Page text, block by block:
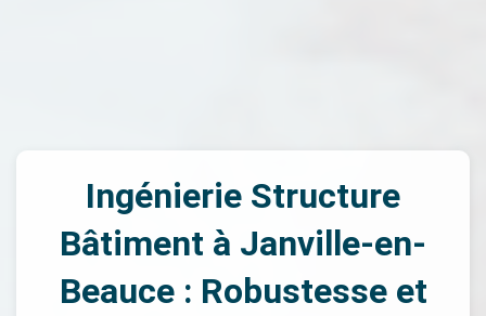
Ingénierie Structure
Bâtiment à Janville-en-
Beauce : Robustesse et